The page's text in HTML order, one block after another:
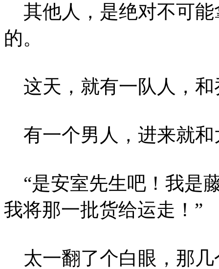
其他人，是绝对不可能
的。
这天，就有一队人，和
有一个男人，进来就和
“是安室先生吧！我是
我将那一批货给运走！”
太一翻了个白眼，那几